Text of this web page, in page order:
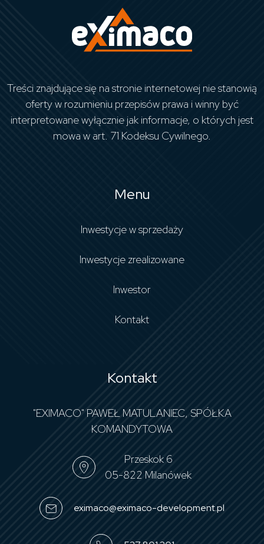
Treści znajdujące się na stronie internetowej nie stanowią
oferty w rozumieniu przepisów prawa i winny być
interpretowane wyłącznie jak informacje, o których jest
mowa w art. 71 Kodeksu Cywilnego.
Menu
Inwestycje w sprzedaży
Inwestycje zrealizowane
Inwestor
Kontakt
Kontakt
"EXIMACO" PAWEŁ MATULANIEC, SPÓŁKA
KOMANDYTOWA
Przeskok 6
05-822 Milanówek
eximaco@eximaco-development.pl